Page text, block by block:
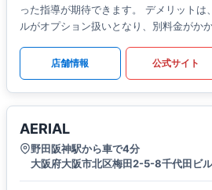
った指導が期待できます。 デメリットは
ルがオプション扱いとなり、別料金がか
店舗情報 公式サイト
AERIAL
野田阪神駅から車で4分
大阪府大阪市北区梅田2-5-8千代田ビ